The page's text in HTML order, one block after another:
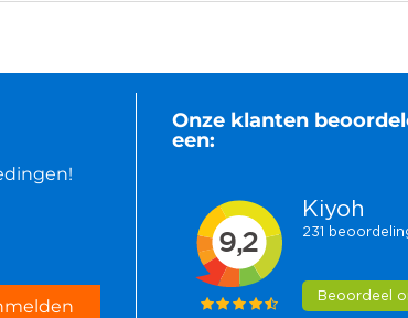
Onze klanten
een: